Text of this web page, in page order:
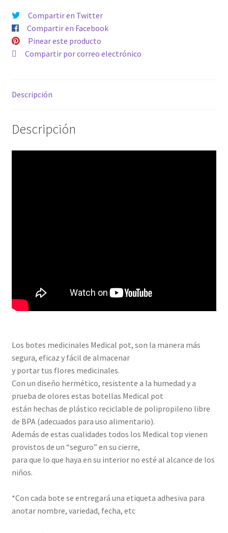
Compartir en Twitter
Compartir en Facebook
Pinear este producto
Compartir por correo electrónico
Descripción
Descripción
Los botes medicinales Medical pot, son la manera más
segura, eficaz y fácil de almacenar
y portar tus flores medicinales.
Con un diseño hermético, resistente a la humedad y a
prueba de olores estas botellas Medical pot
están hechas de plástico reciclable de polipropileno libre
de BPA (adecuados para uso alimentario).
Además de estas cualidades todos los Medical top vienen
provistos de un “seguro” en su cierre,
para que lo que haya en su interior no esté al alcance de los
niños.
*Con cada bote se entregará una etiqueta adhesiva para
anotar nombre, variedad, fecha, etc